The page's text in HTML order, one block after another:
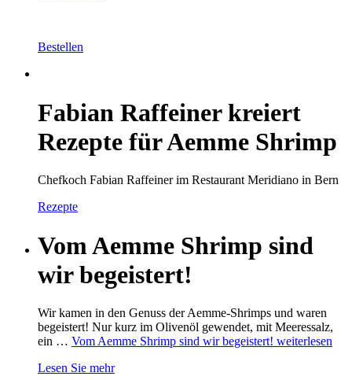
Bestellen
Fabian Raffeiner kreiert
Rezepte für Aemme Shrimp
Chefkoch Fabian Raffeiner im Restaurant Meridiano in Bern
Rezepte
Vom Aemme Shrimp sind
wir begeistert!
Wir kamen in den Genuss der Aemme-Shrimps und waren
begeistert! Nur kurz im Olivenöl gewendet, mit Meeressalz,
ein … Vom Aemme Shrimp sind wir begeistert! weiterlesen
Lesen Sie mehr